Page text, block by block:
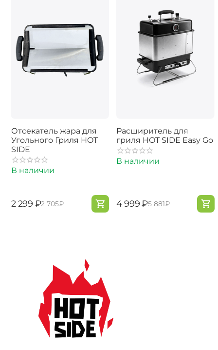
Отсекатель жара для
Угольного Гриля HOT
SIDE
В наличии
‍2 299‍ ₽‍2 705‍₽
Расширитель для
гриля HOT SIDE Easy Go
В наличии
‍4 999‍₽‍5 881‍₽